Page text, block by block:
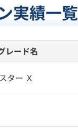
実績一覧
レード名
ター Ｘ